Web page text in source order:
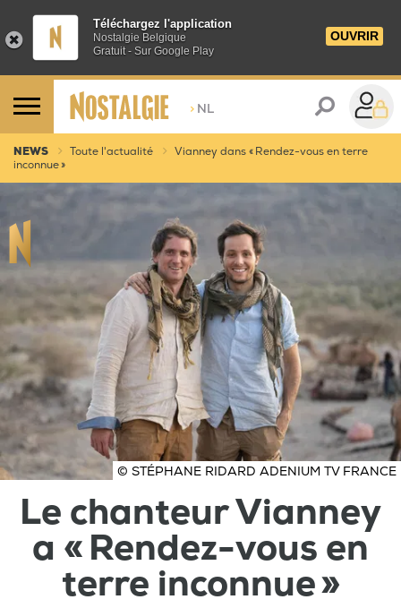
Téléchargez l'application
Nostalgie Belgique
Gratuit - Sur Google Play
OUVRIR
> NL
NEWS Toute l'actualité
Vianney dans « Rendez-vous en terre
inconnue »
© STÉPHANE RIDARD ADENIUM TV FRANCE
Le chanteur Vianney
a « Rendez-vous en
terre inconnue »